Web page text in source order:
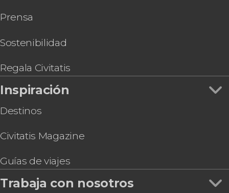
Free tour por Miami Beach
Hard Rock Cafe Miami
Tour por el LoanDepot Park, el estadio de los
Marlins
Prensa
Sostenibilidad
Regala Civitatis
Inspiración
Destinos
Civitatis Magazine
Guías de viajes
Trabaja con nosotros